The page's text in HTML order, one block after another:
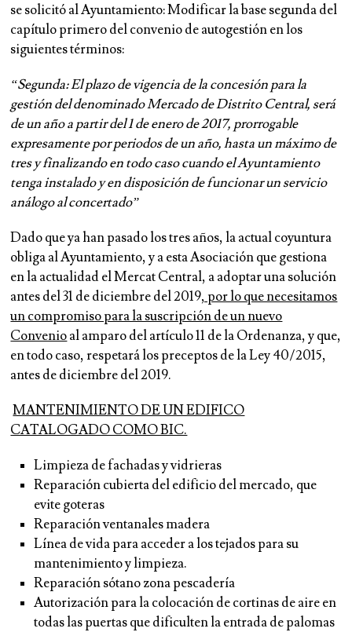
se solicitó al Ayuntamiento: Modificar la base segunda del
capítulo primero del convenio de autogestión en los
siguientes términos:
“Segunda: El plazo de vigencia de la concesión para la
gestión del denominado Mercado de Distrito Central, será
de un año a partir del 1 de enero de 2017, prorrogable
expresamente por periodos de un año, hasta un máximo de
tres y finalizando en todo caso cuando el Ayuntamiento
tenga instalado y en disposición de funcionar un servicio
análogo al concertado”
Dado que ya han pasado los tres años, la actual coyuntura
obliga al Ayuntamiento, y a esta Asociación que gestiona
en la actualidad el Mercat Central, a adoptar una solución
antes del 31 de diciembre del 2019, por lo que necesitamos
un compromiso para la suscripción de un nuevo
Convenioal amparo del artículo 11 de la Ordenanza, y que,
en todo caso, respetará los preceptos de la Ley 40/2015,
antes de diciembre del 2019.
MANTENIMIENTO DE UN EDIFICO
CATALOGADO COMO BIC.
Limpieza de fachadas y vidrieras
Reparación cubierta del edificio del mercado, que
evite goteras
Reparación ventanales madera
Línea de vida para acceder a los tejados para su
mantenimiento y limpieza.
Reparación sótano zona pescadería
Autorización para la colocación de cortinas de aire en
todas las puertas que dificulten la entrada de palomas